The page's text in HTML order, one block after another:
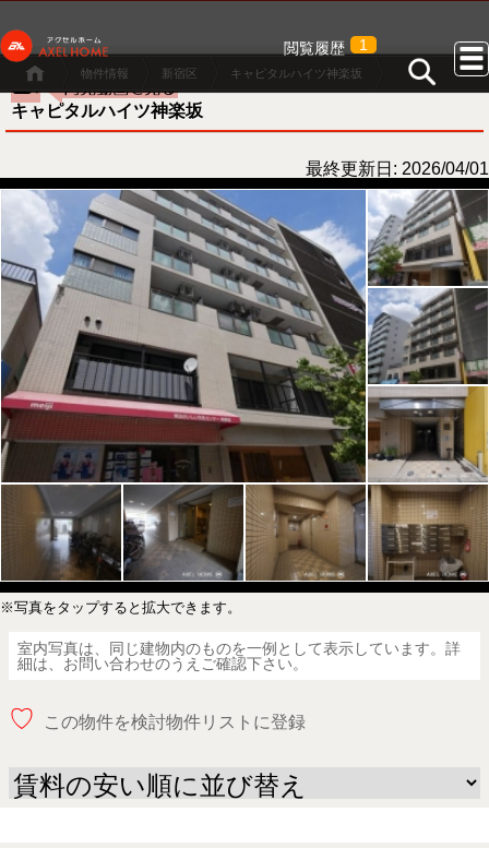
閲覧履歴 1
物件情報 新宿区 キャピタルハイツ神楽坂
キャピタルハイツ神楽坂
最終更新日: 2026/04/01
※写真をタップすると拡大できます。
室内写真は、同じ建物内のものを一例として表示しています。詳
細は、お問い合わせのうえご確認下さい。
♡ この物件を検討物件リストに登録